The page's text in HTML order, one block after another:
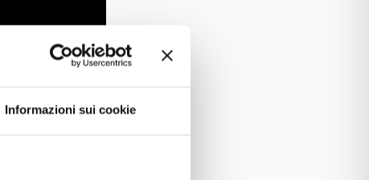
Informazioni sui cookie